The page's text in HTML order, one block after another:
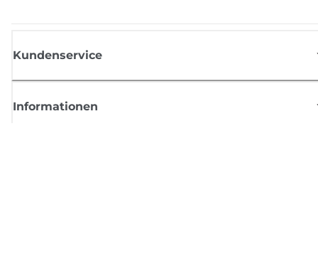
Kundenservice
Informationen